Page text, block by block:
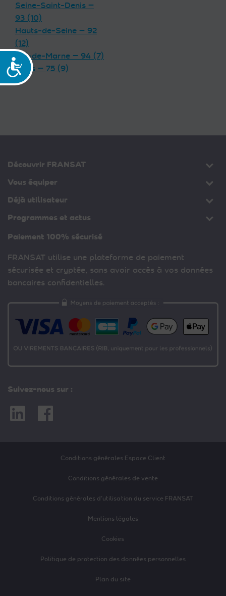
Accessibilité
Seine-Saint-Denis —
93 (10)
Hauts-de-Seine — 92
(12)
Val-de-Marne — 94 (7)
Paris — 75 (9)
Découvrir FRANSAT
Vous équiper
Déjà utilisateur
Programmes et actus
Paiement 100% sécurisé
FRANSAT utilise une plateforme de paiement
sécurisée et cryptée, sans avoir accès à vos données
bancaires confidentielles.
Suivez-nous sur :
LinkedinFacebook
Conditions générales Espace Client
Conditions générales de vente
Conditions générales d’utilisation du service FRANSAT
Mentions légales
Cookies
Politique de protection des données personnelles
Plan du site